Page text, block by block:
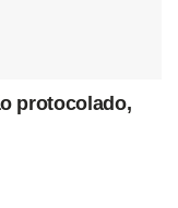
protocolado,